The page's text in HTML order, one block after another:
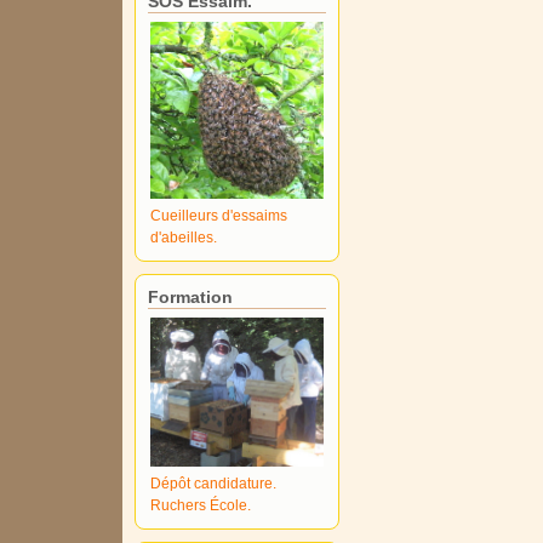
Cueilleurs d'essaims
d'abeilles.
Formation
Dépôt candidature.
Ruchers École.